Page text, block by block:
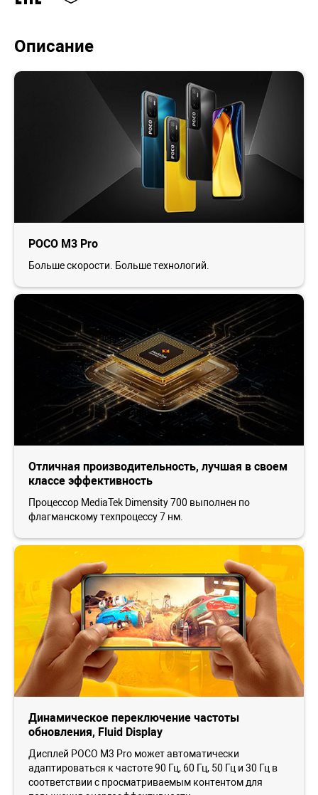
Описание
POCO M3 Pro
Больше скорости. Больше технологий.
Отличная производительность, лучшая в своем
классе эффективность
Процессор MediaTek Dimensity 700 выполнен по
флагманскому техпроцессу 7 нм.
Динамическое переключение частоты
обновления, Fluid Display
Дисплей POCO M3 Pro может автоматически
адаптироваться к частоте 90 Гц, 60 Гц, 50 Гц и 30 Гц в
соответствии с просматриваемым контентом для